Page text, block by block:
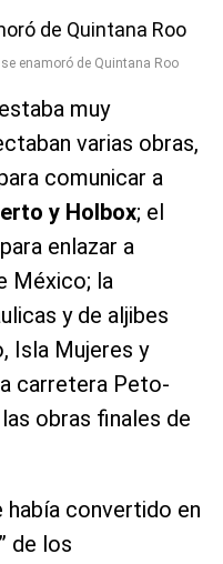
se enamoró de Quintana Roo
muy
varias obras,
comunicar a
y Holbox; el
enlazar a
México; la
y de aljibes
Isla Mujeres y
carretera Peto-
obras finales de
convertido en
de los